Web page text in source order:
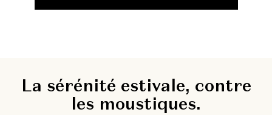
La sérénité estivale, contre
les moustiques.